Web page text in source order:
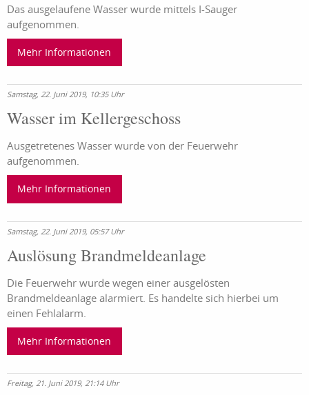
Das ausgelaufene Wasser wurde mittels I-Sauger
aufgenommen.
Mehr Informationen
Samstag, 22. Juni 2019, 10:35 Uhr
Wasser im Kellergeschoss
Ausgetretenes Wasser wurde von der Feuerwehr
aufgenommen.
Mehr Informationen
Samstag, 22. Juni 2019, 05:57 Uhr
Auslösung Brandmeldeanlage
Die Feuerwehr wurde wegen einer ausgelösten
Brandmeldeanlage alarmiert. Es handelte sich hierbei um
einen Fehlalarm.
Mehr Informationen
Freitag, 21. Juni 2019, 21:14 Uhr